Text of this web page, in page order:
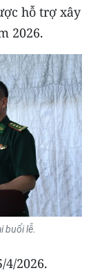
hỗ trợ xây
2026.
buổi lễ.
2026.